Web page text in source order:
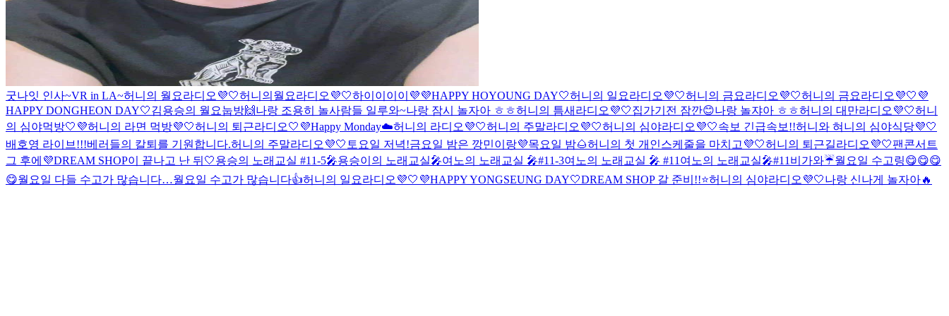
굿나잇 인사~VR in LA~허니의 월요라디오💜🤍허니의월요라디오💜🤍하이이이이💜💜HAPPY HOYOUNG DAY🤍허니의 일요라디오💜🤍허니의 금요라디오💜🤍허니의 금요라디오💜🤍 💜
HAPPY DONGHEON DAY🤍김용승의 월요눕방🙌 나랑 조용히 놀사람들 일루와~나랑 잠시 놀자아 ㅎㅎ허니의 틈새라디오💜🤍집가기전 잠깐😊나랑 놀쟈아 ㅎㅎ허니의 대만라디오💜🤍허니
의 심야먹방🤍💜허니의 라면 먹방💜🤍허니의 퇴근라디오🤍💜Happy Monday☁️허니의 라디오💜🤍허니의 주말라디오💜🤍허니의 심야라디오💜🤍속보 긴급속보!!허니와 혀니의 심야식당💜🤍
배호영 라이브!!!베러들의 칼퇴를 기원합니다.허니의 주말라디오💜🤍 토요일 저녁!금요일 밤은 깡민이랑💜목요일 밤🌰허니의 첫 개인스케줄을 마치고💜🤍허니의 퇴근길라디오💜🤍팬콘서트
그 후에 💜DREAM SHOP이 끝나고 난 뒤🤍용승의 노래교실 #11-5🎤용승이의 노래교실🎤여노의 노래교실 🎤#11-3여노의 노래교실 🎤 #11 여노의 노래교실🎤#11 비가와☔️월요일 수고링😋😋😋
😋월요일 다들 수고가 많습니다…월요일 수고가 많습니다👍허니의 일요라디오💜🤍 💜HAPPY YONGSEUNG DAY🤍DREAM SHOP 갈 준비!!⭐️허니의 심야라디오💜🤍나랑 신나게 놀자아🔥